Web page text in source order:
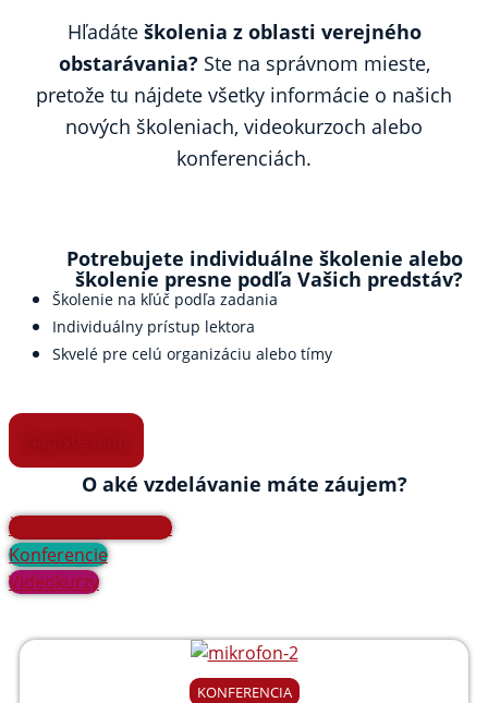
Hľadáte školenia z oblasti verejného
obstarávania?Ste na správnom mieste,
pretože tu nájdete všetky informácie o našich
nových školeniach, videokurzoch alebo
konferenciách.
Potrebujete individuálne školenie alebo
školenie presne podľa Vašich predstáv?
Školenie na kľúč podľa zadania
Individuálny prístup lektora
Skvelé pre celú organizáciu alebo tímy
O aké vzdelávanie máte záujem?
Školenia / Webináre
Konferencie
Videokurzy
KONFERENCIA